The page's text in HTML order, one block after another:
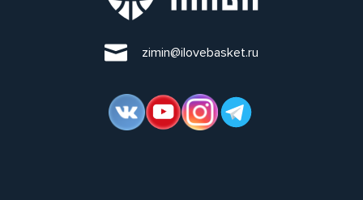
zimin@ilovebasket.ru